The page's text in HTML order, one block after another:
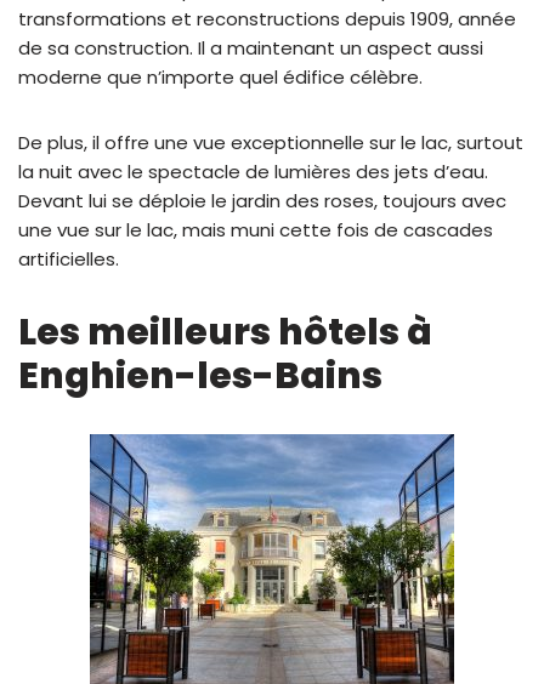
transformations et reconstructions depuis 1909, année
de sa construction. Il a maintenant un aspect aussi
moderne que n’importe quel édifice célèbre.
De plus, il offre une vue exceptionnelle sur le lac, surtout
la nuit avec le spectacle de lumières des jets d’eau.
Devant lui se déploie le jardin des roses, toujours avec
une vue sur le lac, mais muni cette fois de cascades
artificielles.
Les meilleurs hôtels à
Enghien-les-Bains